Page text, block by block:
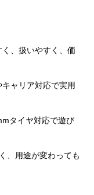
、扱いやすく、価
ャリア対応で実用
タイヤ対応で遊び
、用途が変わっても